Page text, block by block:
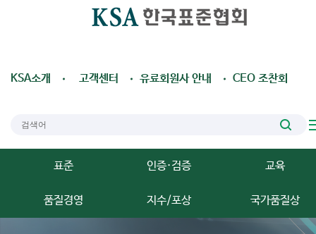
KSA소개 고객센터 유료회원사 안내 CEO 조찬회
표준 인증·검증 교육
품질경영 지수/포상 국가품질상